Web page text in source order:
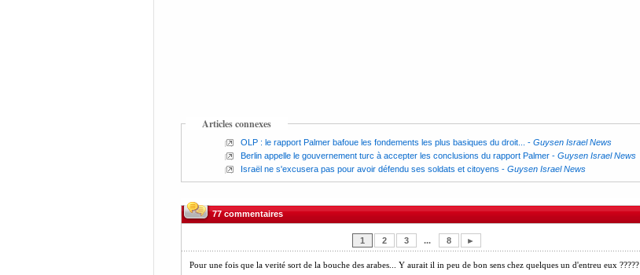
Articles connexes
OLP : le rapport Palmer bafoue les fondements les plus basiques du droit... - Guysen Israel News
Berlin appelle le gouvernement turc à accepter les conclusions du rapport Palmer- Guysen Israel News
Israël ne s'excusera pas pour avoir défendu ses soldats et citoyens - Guysen Israel News
77 commentaires
1 2 3 ... 8 ►
Pour une fois que la verité sort de la bouche des arabes... Y aurait il in peu de bon sens chez quelques un d'entreu eux ?????